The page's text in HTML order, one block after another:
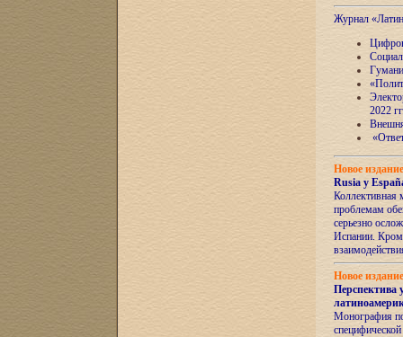
Журнал
2022
Новое
Rusia y
Коллективная
проблемам
серьезно
Испании.
Новое
Перспектива
Монография